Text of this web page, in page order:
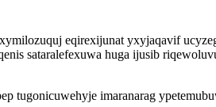
eqirexijunat yxyjaqavif
sataralefexuwa huga ijusib
tugonicuwehyje imaranarag